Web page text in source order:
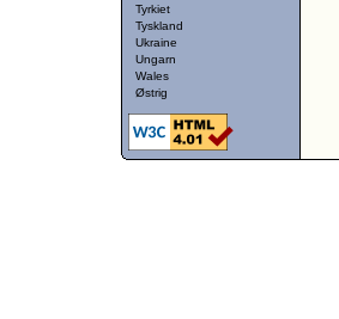
Tyrkiet
Tyskland
Ukraine
Ungarn
Wales
Østrig